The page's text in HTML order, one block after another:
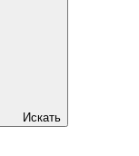
Искать